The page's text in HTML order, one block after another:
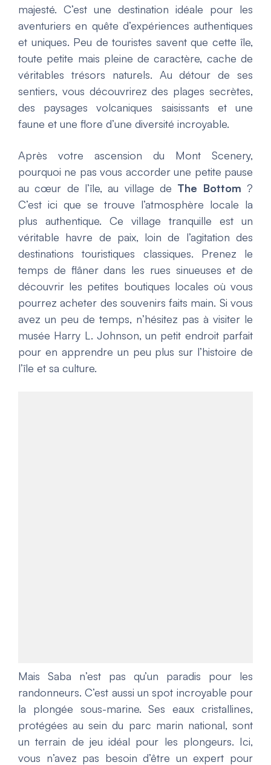
majesté. C’est une destination idéale pour les
aventuriers en quête d’expériences authentiques
et uniques. Peu de touristes savent que cette île,
toute petite mais pleine de caractère, cache de
véritables trésors naturels. Au détour de ses
sentiers, vous découvrirez des plages secrètes,
des paysages volcaniques saisissants et une
faune et une flore d’une diversité incroyable.
Après votre ascension du Mont Scenery,
pourquoi ne pas vous accorder une petite pause
au cœur de l’île, au village de The Bottom ?
C’est ici que se trouve l’atmosphère locale la
plus authentique. Ce village tranquille est un
véritable havre de paix, loin de l’agitation des
destinations touristiques classiques. Prenez le
temps de flâner dans les rues sinueuses et de
découvrir les petites boutiques locales où vous
pourrez acheter des souvenirs faits main. Si vous
avez un peu de temps, n’hésitez pas à visiter le
musée Harry L. Johnson, un petit endroit parfait
pour en apprendre un peu plus sur l’histoire de
l’île et sa culture.
Mais Saba n’est pas qu’un paradis pour les
randonneurs. C’est aussi un spot incroyable pour
la plongée sous-marine. Ses eaux cristallines,
protégées au sein du parc marin national, sont
un terrain de jeu idéal pour les plongeurs. Ici,
vous n’avez pas besoin d’être un expert pour